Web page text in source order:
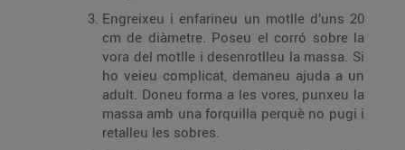
Engreixeu i enfarineu un motlle d’uns 20
cm de diàmetre. Poseu el corró sobre la
vora del motlle i desenrotlleu la massa. Si
ho veieu complicat, demaneu ajuda a un
adult. Doneu forma a les vores, punxeu la
massa amb una forquilla perquè no pugi i
retalleu les sobres.